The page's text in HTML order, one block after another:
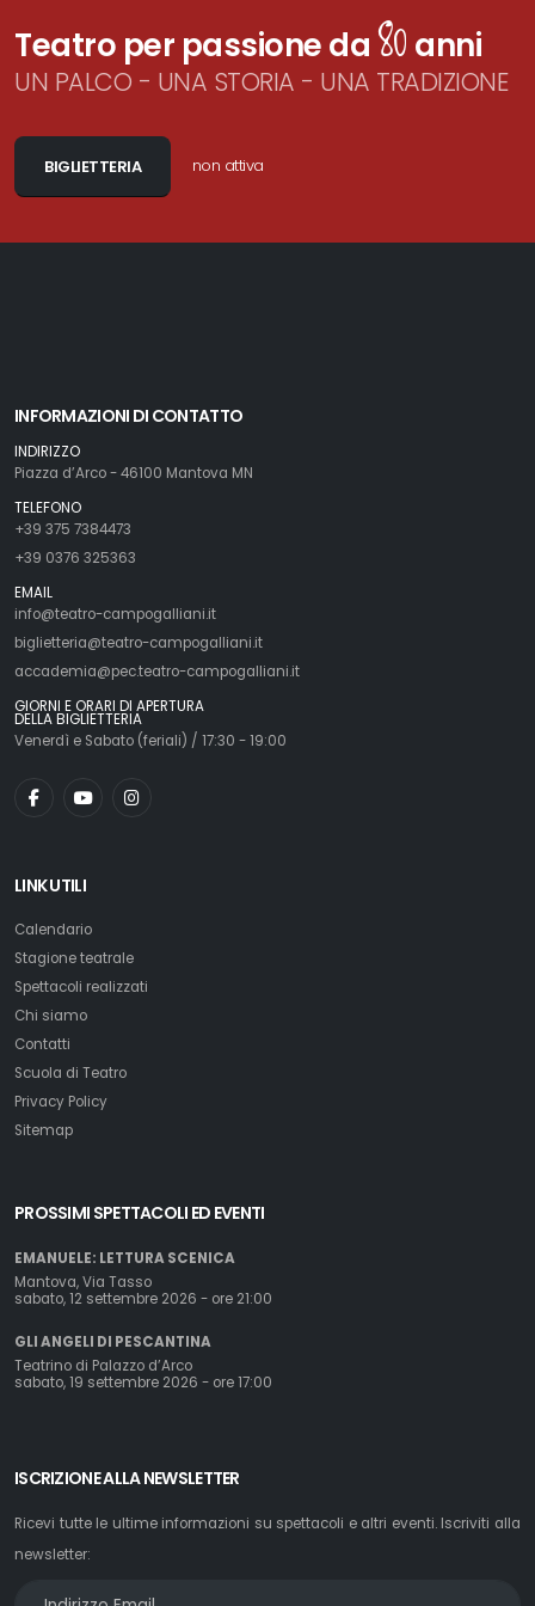
Teatro per passione da80 anni
UN PALCO - UNA STORIA - UNA TRADIZIONE
BIGLIETTERIA non attiva
INFORMAZIONI DI CONTATTO
INDIRIZZO
Piazza d’Arco - 46100 Mantova MN
TELEFONO
+39 375 7384473
+39 0376 325363
EMAIL
info@teatro-campogalliani.it
biglietteria@teatro-campogalliani.it
accademia@pec.teatro-campogalliani.it
GIORNI E ORARI DI APERTURA
DELLA BIGLIETTERIA
Venerdì e Sabato (feriali) / 17:30 - 19:00
LINK UTILI
Calendario
Stagione teatrale
Spettacoli realizzati
Chi siamo
Contatti
Scuola di Teatro
Privacy Policy
Sitemap
PROSSIMI SPETTACOLI ED EVENTI
EMANUELE: LETTURA SCENICA
Mantova, Via Tasso
sabato, 12 settembre 2026 - ore 21:00
GLI ANGELI DI PESCANTINA
Teatrino di Palazzo d’Arco
sabato, 19 settembre 2026 - ore 17:00
ISCRIZIONE ALLA NEWSLETTER
Ricevi tutte le ultime informazioni su spettacoli e altri eventi. Iscriviti alla
newsletter: